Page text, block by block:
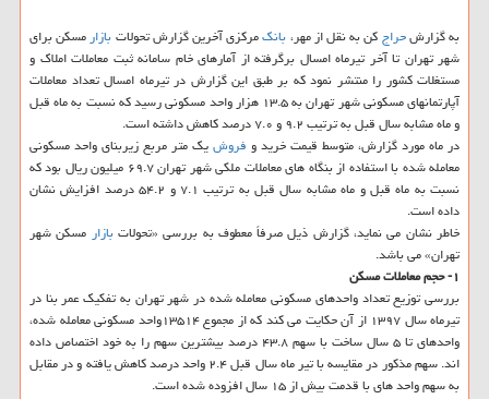
به گزارشحراجكن به نقل از مهر،بانكمركزی آخرین گزارش تحولاتبازارمسكن برای
شهر تهران تا آخر تیرماه امسال برگرفته از آمارهای خام سامانه ثبت معاملات املاك و
مستغلات كشور را منتشر نمود كه بر طبق این گزارش در تیرماه امسال تعداد معاملات
آپارتمانهای مسكونی شهر تهران به ۱۳.۵ هزار واحد مسكونی رسید كه نسبت به ماه قبل
و ماه مشابه سال قبل به ترتیب ۹.۲ و ۷.۰ درصد كاهش داشته است.
در ماه مورد گزارش، متوسط قیمت خرید و فروشیك متر مربع زیربنای واحد مسكونی
معامله شده با استفاده از بنگاه های معاملات ملكی شهر تهران ۶۹.۷ میلیون ریال بود كه
نسبت به ماه قبل و ماه مشابه سال قبل به ترتیب ۷.۱ و ۵۴.۲ درصد افزایش نشان
داده است.
خاطر نشان می نماید، گزارش ذیل صرفاً معطوف به بررسی «تحولاتبازار مسكن شهر
تهران» می باشد.
۱- حجم معاملات مسكن
بررسی توزیع تعداد واحدهای مسكونی معامله شده در شهر تهران به تفكیك عمر بنا در
تیرماه سال ۱۳۹۷ از آن حكایت می كند كه از مجموع ۱۳۵۱۴واحد مسكونی معامله شده،
واحدهای تا ۵ سال ساخت با سهم ۴۳.۸ درصد بیشترین سهم را به خود اختصاص داده
اند. سهم مذكور در مقایسه با تیر ماه سال قبل ۲.۴ واحد درصد كاهش یافته و در مقابل
به سهم واحد های با قدمت بیش از ۱۵ سال افزوده شده است.